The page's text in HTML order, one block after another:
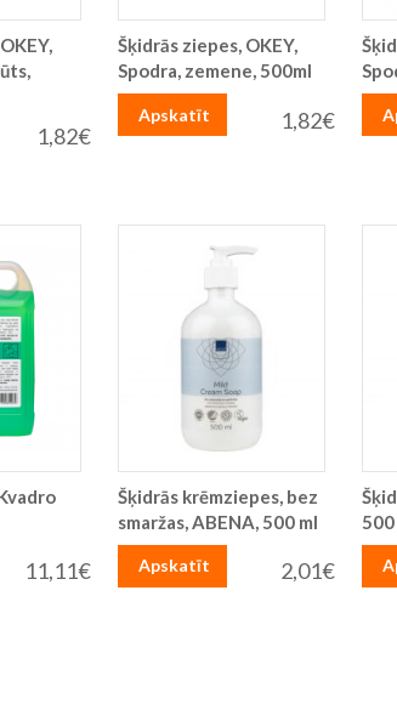
1,82€
Šķidrās ziepes, OKEY,
Spodra, zemene, 500ml
1,82€
Apskatīt
11,11€
Šķidrās krēmziepes, bez
smaržas, ABENA, 500 ml
2,01€
Apskatīt
500